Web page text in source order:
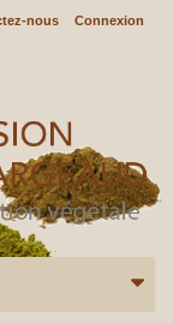
Connexion
nous